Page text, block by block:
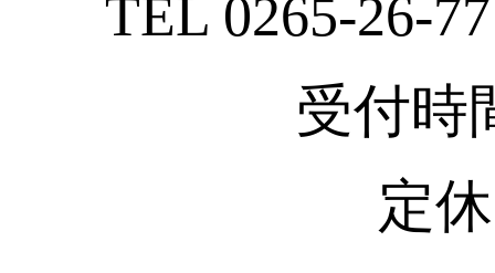
TEL 0265-26-
受付時
定